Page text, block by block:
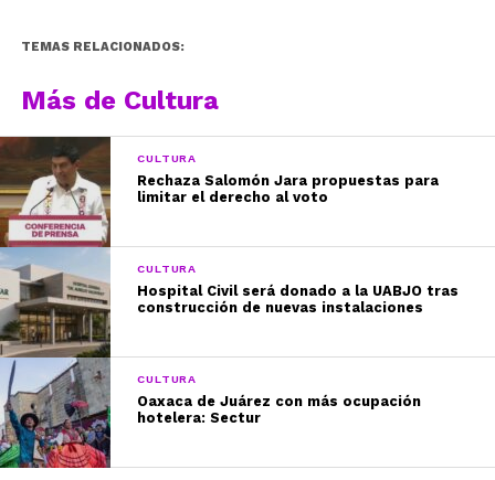
TEMAS RELACIONADOS:
Más de Cultura
CULTURA
Rechaza Salomón Jara propuestas para
limitar el derecho al voto
CULTURA
Hospital Civil será donado a la UABJO tras
construcción de nuevas instalaciones
CULTURA
Oaxaca de Juárez con más ocupación
hotelera: Sectur